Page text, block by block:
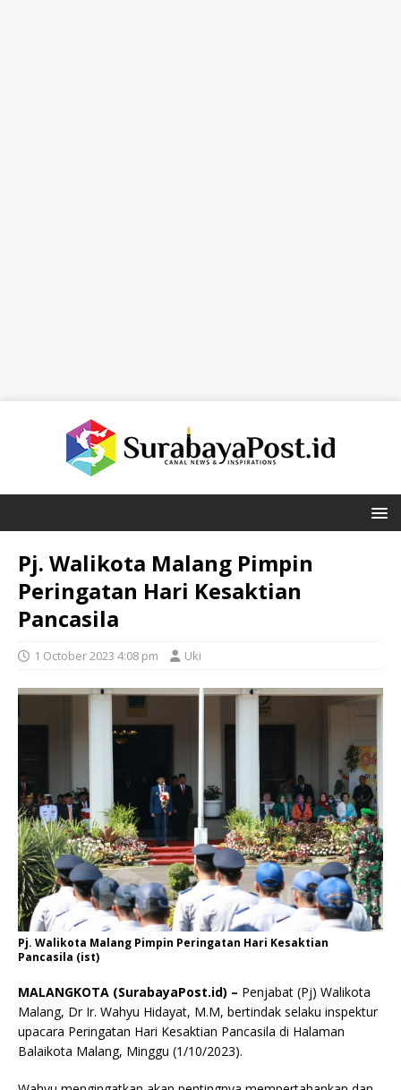
Pj. Walikota Malang Pimpin
Peringatan Hari Kesaktian
Pancasila
1 October 2023 4:08 pm Uki
Pj. Walikota Malang Pimpin Peringatan Hari Kesaktian
Pancasila (ist)
MALANGKOTA (SurabayaPost.id) – Penjabat (Pj) Walikota
Malang, Dr Ir. Wahyu Hidayat, M.M, bertindak selaku inspektur
upacara Peringatan Hari Kesaktian Pancasila di Halaman
Balaikota Malang, Minggu (1/10/2023).